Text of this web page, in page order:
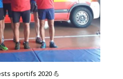
sportifs 2020 💪